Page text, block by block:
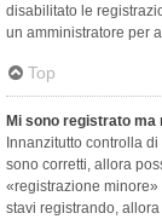
disabilitato le
un amministratore per
Top
Mi sono registrato
Innanzitutto controlla
sono corretti, allora
«registrazione
stavi registrando,